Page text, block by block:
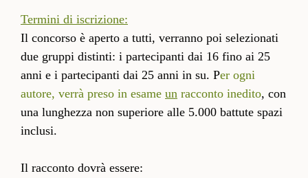
Termini di iscrizione:
Il concorso è aperto a tutti, verranno poi selezionati
due gruppi distinti: i partecipanti dai 16 fino ai 25
anni e i partecipanti dai 25 anni in su. Per ogni
autore, verrà preso in esame un racconto inedito, con
una lunghezza non superiore alle 5.000 battute spazi
inclusi.
Il racconto dovrà essere: